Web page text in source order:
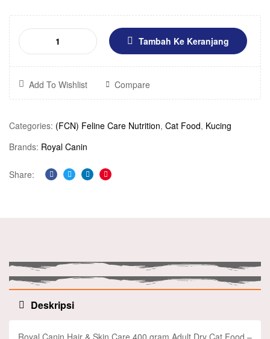
Tambah Ke Keranjang
Add To Wishlist Compare
Categories: (FCN) Feline Care Nutrition, Cat Food, Kucing
Brands: Royal Canin
Share:
Facebook
TwitterLinkedinPinterest
Deskripsi